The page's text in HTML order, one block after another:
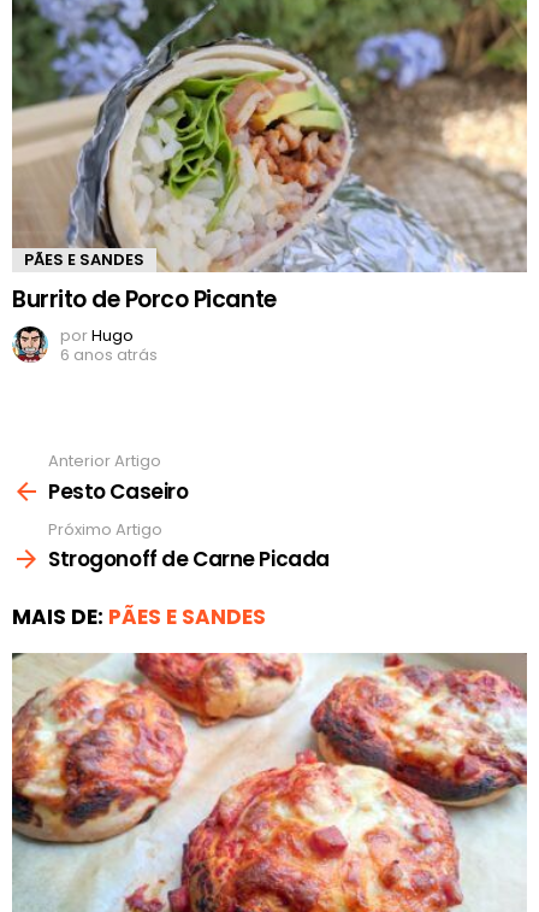
PÃES E SANDES
Burrito de Porco Picante
porHugo
6 anos atrás
mais
Anterior Artigo
Pesto Caseiro
Próximo Artigo
Strogonoff de Carne Picada
MAIS DE: PÃES E SANDES